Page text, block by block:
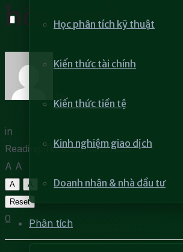
Học phân tích kỹ thuật
Kiến thức tài chính
Kiến thức tiền tệ
Kinh nghiệm giao dịch
Doanh nhân & nhà đầu tư
Phân tích
hậu quả
by
Khang Trí
in
Reading Time: 20 mins read
A A
A
A
Reset
0